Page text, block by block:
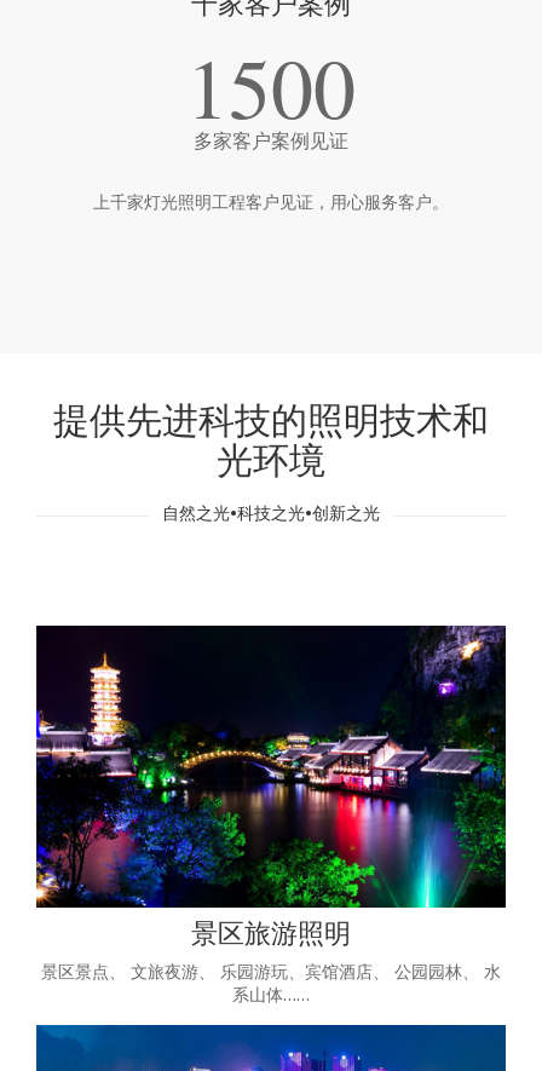
1500
多家客户案例见证
上千家灯光照明工程客户见证，用心服务客户。
提供先进科技的照明技术和
光环境
自然之光•科技之光•创新之光
景区旅游照明
景区景点、 文旅夜游、 乐园游玩、宾馆酒店、 公园园林、 水
系山体……